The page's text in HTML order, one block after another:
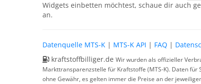
Widgets einbetten möchtest, schaue dir auch
an.
Datenquelle MTS-K | MTS-K API | FAQ |
kraftstoffbilliger.de Wir wurden als offizieller
Markttransparenzstelle für Kraftstoffe (MTS-K). Daten
ohne Gewähr, es gelten immer die Preise an der